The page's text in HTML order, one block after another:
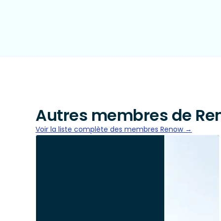
Autres membres de
Voir la liste complète des membres Renow →